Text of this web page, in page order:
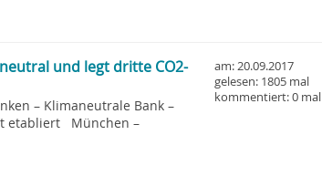
am: 20.09.2017
gelesen: 1805 mal
kommentiert: 0 mal
und legt dritte CO2-
– Klimaneutrale Bank –
etabliert München –